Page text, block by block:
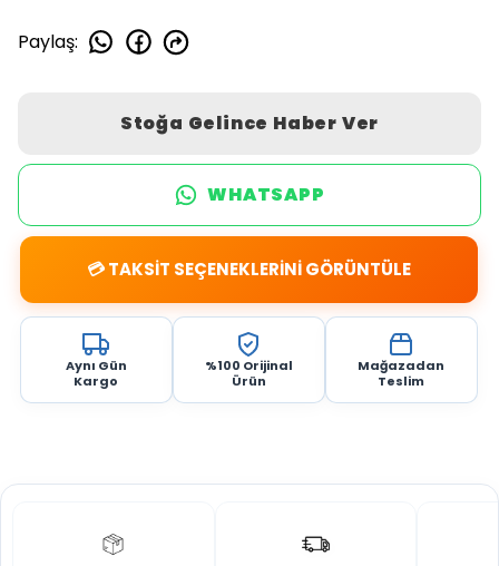
Paylaş:
Stoğa Gelince Haber Ver
WHATSAPP
💳 TAKSİT SEÇENEKLERİNİ GÖRÜNTÜLE
Aynı Gün
Kargo
%100 Orijinal
Ürün
Mağazadan
Teslim